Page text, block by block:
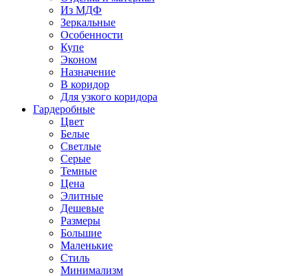
Из МДФ
Зеркальные
Особенности
Купе
Эконом
Назначение
В коридор
Для узкого коридора
Гардеробные
Цвет
Белые
Светлые
Серые
Темные
Цена
Элитные
Дешевые
Размеры
Большие
Маленькие
Стиль
Минимализм